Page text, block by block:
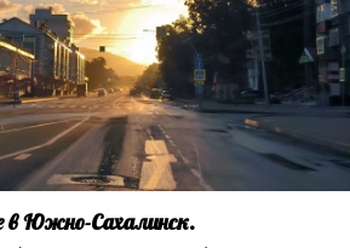
в Южно-Сахалинск.